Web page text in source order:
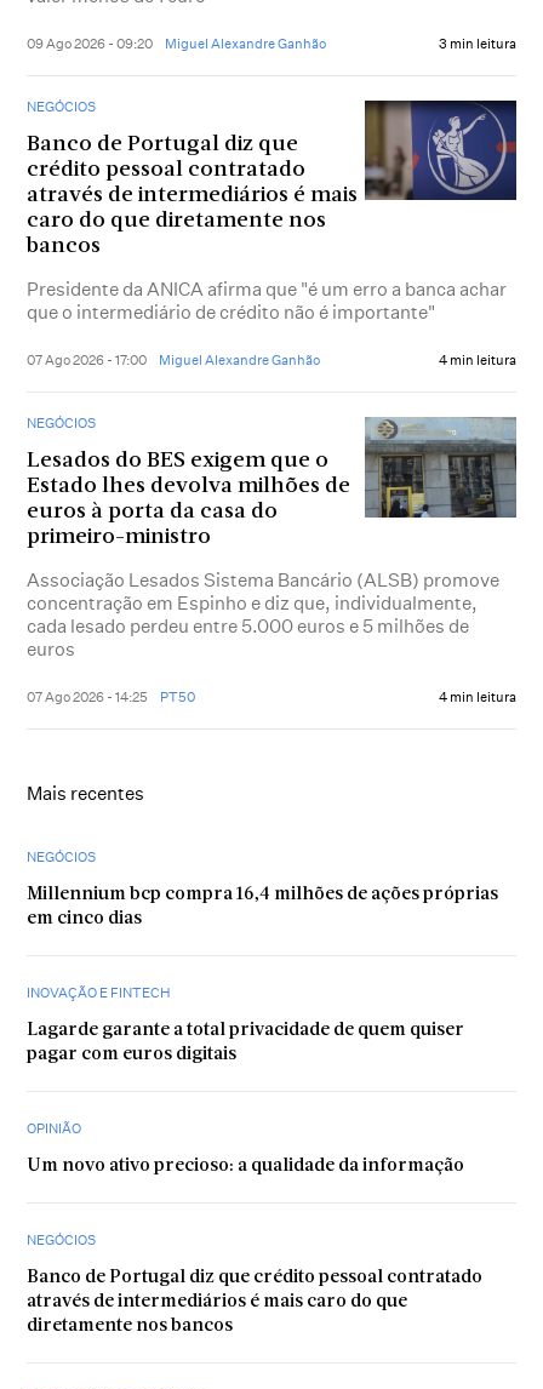
09 Ago 2026 - 09:20 Miguel Alexandre Ganhão 3 min leitura
NEGÓCIOS
Banco de Portugal diz que
crédito pessoal contratado
através de intermediários é mais
caro do que diretamente nos
bancos
Presidente da ANICA afirma que "é um erro a banca achar
que o intermediário de crédito não é importante"
07 Ago 2026 - 17:00 Miguel Alexandre Ganhão 4 min leitura
NEGÓCIOS
Lesados do BES exigem que o
Estado lhes devolva milhões de
euros à porta da casa do
primeiro-ministro
Associação Lesados Sistema Bancário (ALSB) promove
concentração em Espinho e diz que, individualmente,
cada lesado perdeu entre 5.000 euros e 5 milhões de
euros
07 Ago 2026 - 14:25 PT50 4 min leitura
Mais recentes
NEGÓCIOS
Millennium bcp compra 16,4 milhões de ações próprias
em cinco dias
INOVAÇÃO E FINTECH
Lagarde garante a total privacidade de quem quiser
pagar com euros digitais
OPINIÃO
Um novo ativo precioso: a qualidade da informação
NEGÓCIOS
Banco de Portugal diz que crédito pessoal contratado
através de intermediários é mais caro do que
diretamente nos bancos